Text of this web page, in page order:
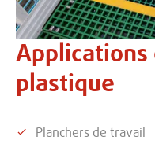
Applications
plastique
Planchers de travail